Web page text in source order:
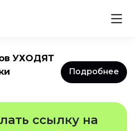
УХОДЯТ
Подробнее
ссылку на